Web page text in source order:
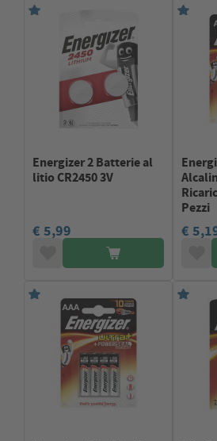
Energizer 2 Batterie al
litio CR2450 3V
€ 5,99
Pezzi
€